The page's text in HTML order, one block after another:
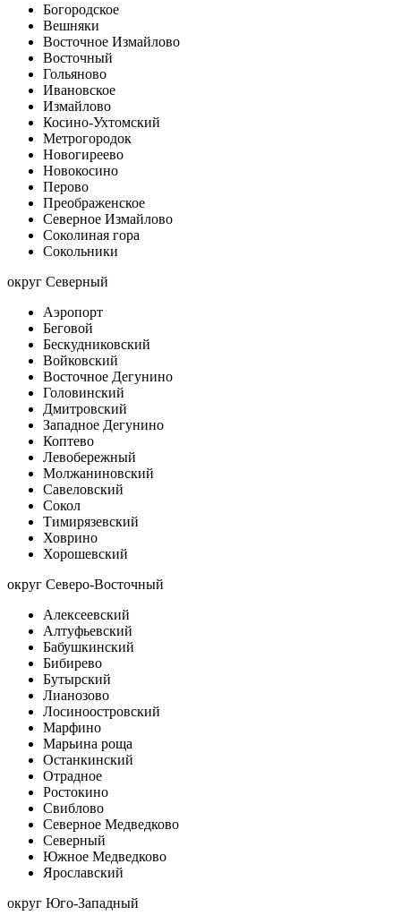
Богородское
Вешняки
Восточное Измайлово
Восточный
Гольяново
Ивановское
Измайлово
Косино-Ухтомский
Метрогородок
Новогиреево
Новокосино
Перово
Преображенское
Северное Измайлово
Соколиная гора
Сокольники
округ Северный
Аэропорт
Беговой
Бескудниковский
Войковский
Восточное Дегунино
Головинский
Дмитровский
Западное Дегунино
Коптево
Левобережный
Молжаниновский
Савеловский
Сокол
Тимирязевский
Ховрино
Хорошевский
округ Северо-Восточный
Алексеевский
Алтуфьевский
Бабушкинский
Бибирево
Бутырский
Лианозово
Лосиноостровский
Марфино
Марьина роща
Останкинский
Отрадное
Ростокино
Свиблово
Северное Медведково
Северный
Южное Медведково
Ярославский
округ Юго-Западный